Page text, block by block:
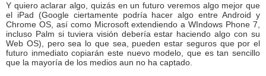
Y quiero aclarar algo, quizás en un futuro veremos algo mejor que
el iPad (Google ciertamente podría hacer algo entre Android y
Chrome OS, así como Microsoft extendiendo a WIndows Phone 7,
incluso Palm si tuviera visión debería estar haciendo algo con su
Web OS), pero sea lo que sea, pueden estar seguros que por el
futuro inmediato copiarán este nuevo modelo, que es tan sencillo
que la mayoría de los medios aun no ha captado.